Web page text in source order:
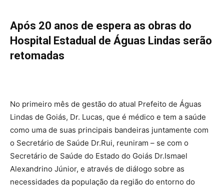
Após 20 anos de espera as obras do
Hospital Estadual de Águas Lindas serão
retomadas
No primeiro mês de gestão do atual Prefeito de Águas
Lindas de Goiás, Dr. Lucas, que é médico e tem a saúde
como uma de suas principais bandeiras juntamente com
o Secretário de Saúde Dr.Rui, reuniram – se com o
Secretário de Saúde do Estado do Goiás Dr.Ismael
Alexandrino Júnior, e através de diálogo sobre as
necessidades da população da região do entorno do